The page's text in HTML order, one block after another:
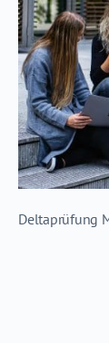
Deltaprüfung